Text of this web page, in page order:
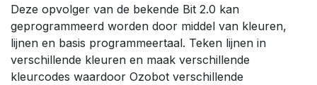
Deze opvolger van de bekende Bit 2.0 kan
geprogrammeerd worden door middel van kleuren,
lijnen en basis programmeertaal. Teken lijnen in
verschillende kleuren en maak verschillende
kleurcodes waardoor Ozobot verschillende